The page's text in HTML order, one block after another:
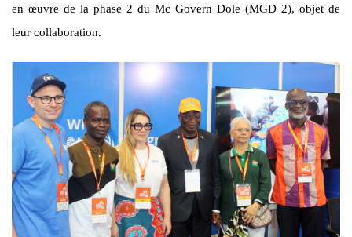
en œuvre de la phase 2 du Mc Govern Dole (MGD 2), objet de
leur collaboration.